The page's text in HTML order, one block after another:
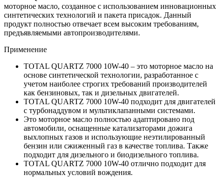
моторное масло, созданное с использованием инновационных
синтетических технологий и пакета присадок. Данный
продукт полностью отвечает всем высоким требованиям,
предъявляемыми автопроизводителями.
Применение
TOTAL QUARTZ 7000 10W-40 – это моторное масло на
основе синтетической технологии, разработанное с
учетом наиболее строгих требований производителей
как бензиновых, так и дизельных двигателей.
TOTAL QUARTZ 7000 10W-40 подходит для двигателей
с турбонаддувом и мультиклапанными системами.
Это моторное масло полностью адаптировано под
автомобили, оснащенные катализаторами дожига
выхлопных газов и использующие неэтилированный
бензин или сжиженный газ в качестве топлива. Также
подходит для дизельного и биодизельного топлива.
TOTAL QUARTZ 7000 10W-40 отлично подходит для
нормальных условий вождения.